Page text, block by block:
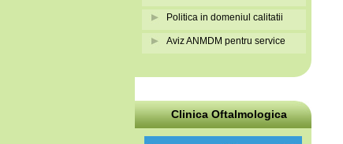
Politica in domeniul calitatii
Aviz ANMDM pentru service
Clinica Oftalmologica